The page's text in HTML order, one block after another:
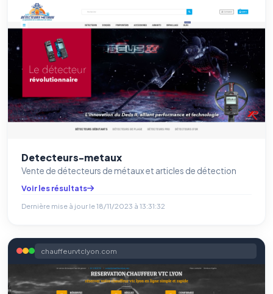
Detecteurs-metaux
Vente de détecteurs de métaux et articles de détection
Voir les résultats
Dernière mise à jour le18/11/2023 à 13:31:32
chauffeurvtclyon.com